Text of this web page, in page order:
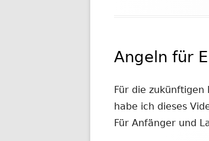
Angeln für
Für die zukünftigen
habe ich dieses
Für Anfänger und